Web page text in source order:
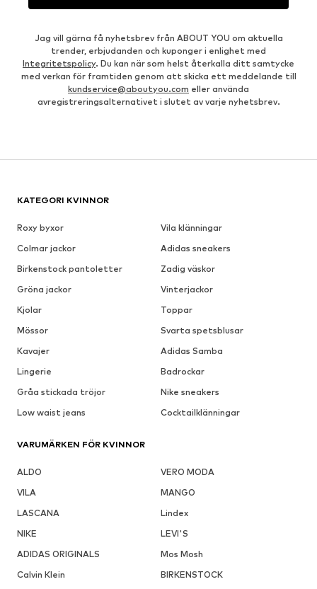
Jag vill gärna få nyhetsbrev från ABOUT YOU om aktuella
trender, erbjudanden och kuponger i enlighet med
Integritetspolicy. Du kan när som helst återkalla ditt samtycke
med verkan för framtiden genom att skicka ett meddelande till
kundservice@aboutyou.com eller använda
avregistreringsalternativet i slutet av varje nyhetsbrev.
KATEGORI KVINNOR
Roxy byxor
Vila klänningar
Colmar jackor
Adidas sneakers
Birkenstock pantoletter
Zadig väskor
Gröna jackor
Vinterjackor
Kjolar
Toppar
Mössor
Svarta spetsblusar
Kavajer
Adidas Samba
Lingerie
Badrockar
Gråa stickada tröjor
Nike sneakers
Low waist jeans
Cocktailklänningar
VARUMÄRKEN FÖR KVINNOR
ALDO
VERO MODA
VILA
MANGO
LASCANA
Lindex
NIKE
LEVI'S
ADIDAS ORIGINALS
Mos Mosh
Calvin Klein
BIRKENSTOCK